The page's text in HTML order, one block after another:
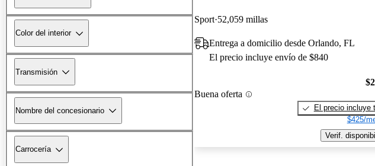
Color del interior
Transmisión
Nombre del concesionario
Carrocería
Sport 52,059 millas
Entrega a domicilio desde Orlando, FL
El precio incluye envío de $840
Buena oferta
El precio incluye
$425/
Verif.